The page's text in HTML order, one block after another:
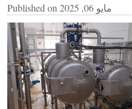
Published on مايو 06, 2025